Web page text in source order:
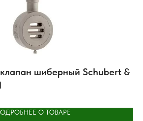
шиберный Schubert &
О ТОВАРЕ